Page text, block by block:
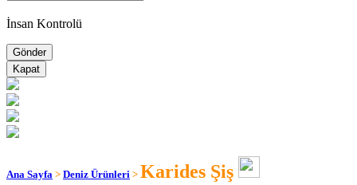
İnsan Kontrolü
Kapat
Ana Sayfa > Deniz Ürünleri > Karides Şiş